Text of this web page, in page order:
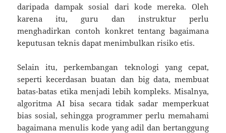
daripada dampak sosial dari kode mereka. Oleh
karena itu, guru dan instruktur perlu
menghadirkan contoh konkret tentang bagaimana
keputusan teknis dapat menimbulkan risiko etis.
Selain itu, perkembangan teknologi yang cepat,
seperti kecerdasan buatan dan big data, membuat
batas-batas etika menjadi lebih kompleks. Misalnya,
algoritma AI bisa secara tidak sadar memperkuat
bias sosial, sehingga programmer perlu memahami
bagaimana menulis kode yang adil dan bertanggung